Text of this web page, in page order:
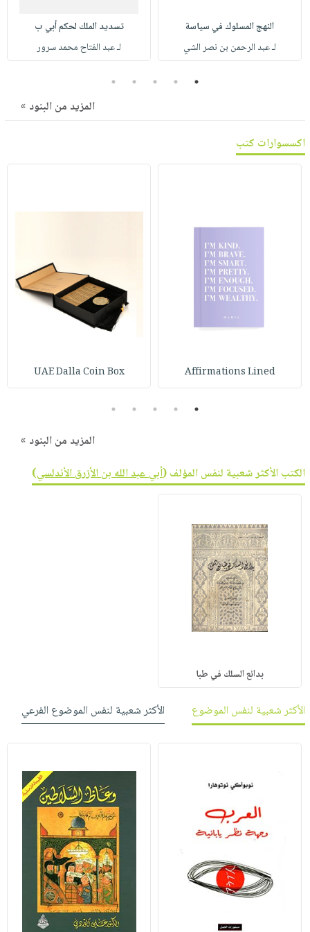
أطفال
مناسبات
أسئلة
يتكرر
انشر
كتابك
عربة
التسوق
النهج المسلوك في سياسة
لـ عبد الرحمن بن نصر الشي
تسديد الملك لحكم أبي ب
لـ عبد الفتاح محمد سرور
1
2
3
4
5
المزيد من البنود »
اكسسوارات كتب
Affirmations Lined
UAE Dalla Coin Box
1
2
3
4
5
المزيد من البنود »
الكتب الأكثر شعبية لنفس المؤلف (أبي عبد الله بن الأزرق الأندلسي)
بدائع السلك في طبا
الأكثر شعبية لنفس الموضوع الأكثر شعبية لنفس الموضوع الفرعي